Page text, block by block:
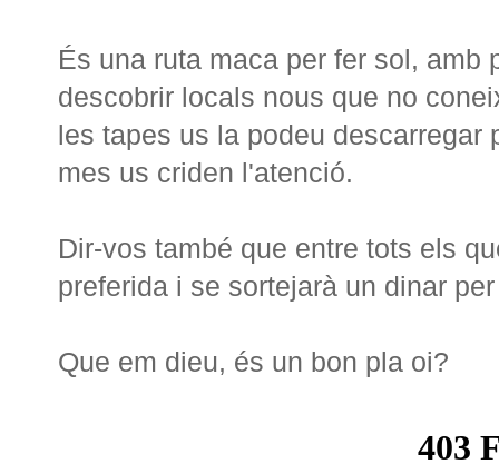
És una ruta maca per fer sol,
descobrir locals nous que no
les tapes us la podeu
mes us criden l'atenció.
Dir-vos també que entre tots els
preferida i se sortejarà un dinar
Que em dieu, és un bon pla oi?